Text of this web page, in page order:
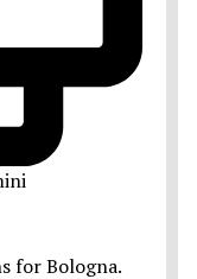
for Bologna.